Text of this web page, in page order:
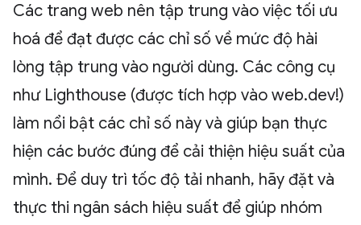
Các trang web nên tập trung vào việc tối ưu
hoá để đạt được các chỉ số về mức độ hài
lòng tập trung vào người dùng. Các công cụ
như Lighthouse (được tích hợp vào web.dev!)
làm nổi bật các chỉ số này và giúp bạn thực
hiện các bước đúng để cải thiện hiệu suất của
mình. Để duy trì tốc độ tải nhanh, hãy đặt và
thực thi ngân sách hiệu suất để giúp nhóm